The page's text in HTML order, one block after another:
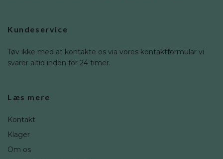
Kundeservice
Tøv ikke med at kontakte os via vores kontaktformular vi
svarer altid inden for 24 timer.
Læs mere
Kontakt
Klager
Om os